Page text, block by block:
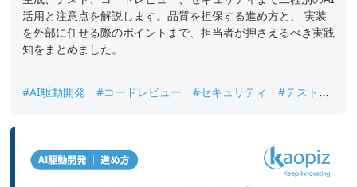
活用と注意点を解説します。品質を担保する進め方と、 実装
を外部に任せる際のポイントまで、担当者が押さえるべき実践
知をまとめました。
#AI駆動開発 #コードレビュー #セキュリティ
#テスト自